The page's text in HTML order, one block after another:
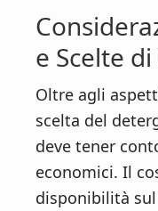
e Scelte
Oltre agli
scelta del
deve tener
economici. Il
disponibilità